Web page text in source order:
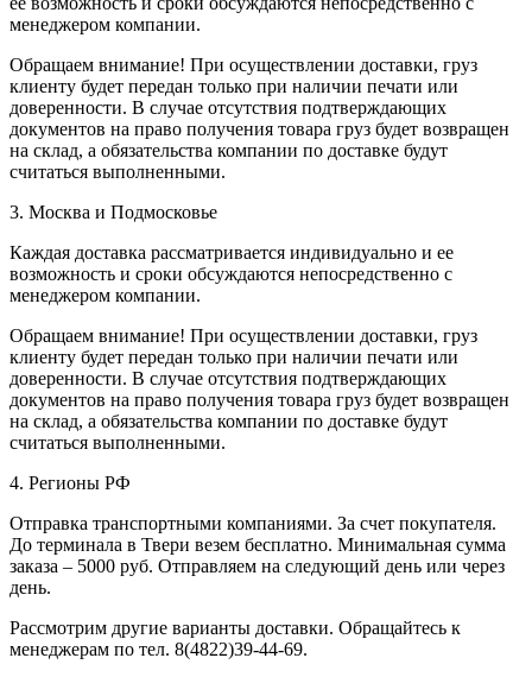
менеджером компании.
Обращаем внимание! При осуществлении доставки, груз
клиенту будет передан только при наличии печати или
доверенности. В случае отсутствия подтверждающих
документов на право получения товара груз будет возвращен
на склад, а обязательства компании по доставке будут
считаться выполненными.
3. Москва и Подмосковье
Каждая доставка рассматривается индивидуально и ее
возможность и сроки обсуждаются непосредственно с
менеджером компании.
Обращаем внимание! При осуществлении доставки, груз
клиенту будет передан только при наличии печати или
доверенности. В случае отсутствия подтверждающих
документов на право получения товара груз будет возвращен
на склад, а обязательства компании по доставке будут
считаться выполненными.
4. Регионы РФ
Отправка транспортными компаниями. За счет покупателя.
До терминала в Твери везем бесплатно. Минимальная сумма
заказа – 5000 руб. Отправляем на следующий день или через
день.
Рассмотрим другие варианты доставки. Обращайтесь к
менеджерам по тел. 8(4822)39-44-69.